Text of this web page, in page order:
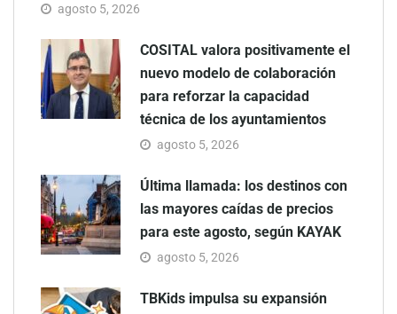
agosto 5, 2026
COSITAL valora positivamente el
nuevo modelo de colaboración
para reforzar la capacidad
técnica de los ayuntamientos
agosto 5, 2026
Última llamada: los destinos con
las mayores caídas de precios
para este agosto, según KAYAK
agosto 5, 2026
TBKids impulsa su expansión